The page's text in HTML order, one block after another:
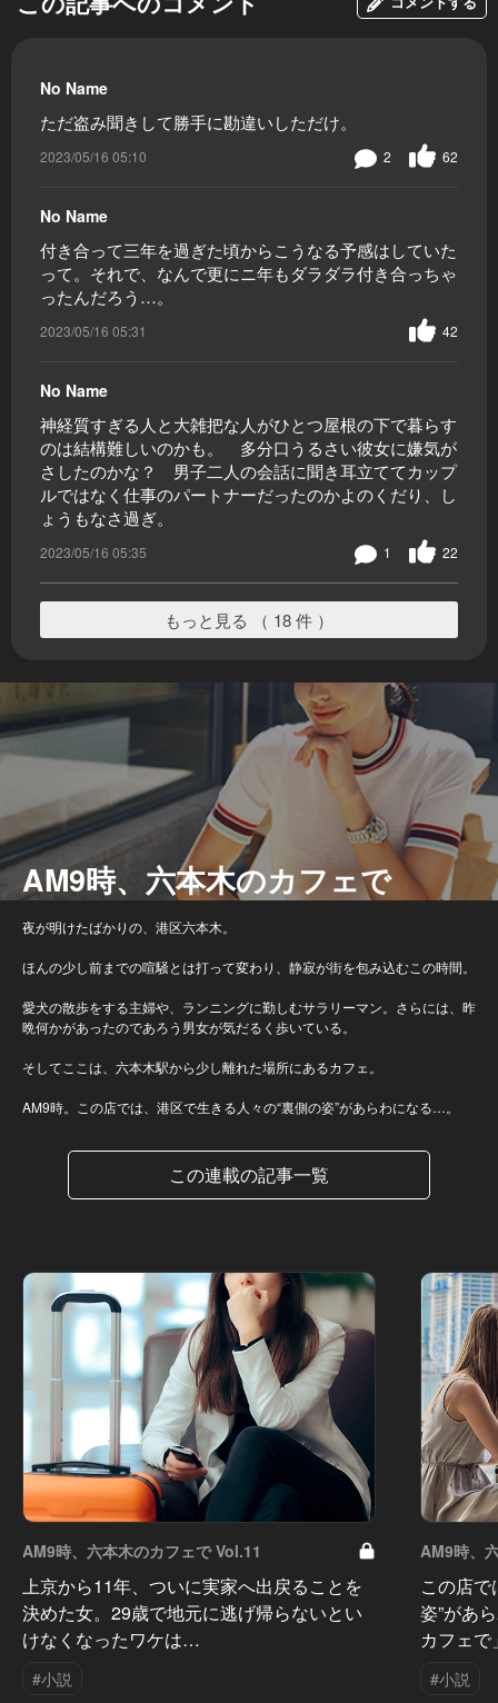
No Name
ただ盗み聞きして勝手に勘違いしただけ。
2023/05/16 05:10 62
2
No Name
付き合って三年を過ぎた頃からこうなる予感はしていた
って。それで、なんで更にニ年もダラダラ付き合っちゃ
ったんだろう…。
2023/05/16 05:31 42
No Name
神経質すぎる人と大雑把な人がひとつ屋根の下で暮らす
のは結構難しいのかも。 多分口うるさい彼女に嫌気が
さしたのかな？ 男子二人の会話に聞き耳立ててカップ
ルではなく仕事のパートナーだったのかよのくだり、し
ょうもなさ過ぎ。
2023/05/16 05:35 22
1
もっと見る （ 18 件 ）
AM9時、六本木のカフェで
夜が明けたばかりの、港区六本木。
ほんの少し前までの喧騒とは打って変わり、静寂が街を包み込むこの時間。
愛犬の散歩をする主婦や、ランニングに勤しむサラリーマン。さらには、昨
晩何かがあったのであろう男女が気だるく歩いている。
そしてここは、六本木駅から少し離れた場所にあるカフェ。
AM9時。この店では、港区で生きる人々の“裏側の姿”があらわになる…。
この連載の記事一覧
AM9時、六本木のカフェで Vol.11
上京から11年、ついに実家へ出戻ることを
決めた女。29歳で地元に逃げ帰らないとい
けなくなったワケは…
#小説
AM9時、
この店で
姿”があ
カフェ
#小説